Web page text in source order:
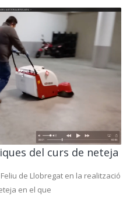
del curs de neteja
de Llobregat en la realització
en el que